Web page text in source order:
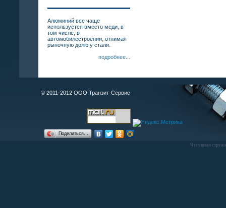
Алюминий все чаще
используется вместо меди, в
том числе, в
автомобилестроении, отнимая
рыночную долю у стали.
подробнее...
© 2011-2012 ООО Транзит-Сервис
Поделиться…
Чугунная